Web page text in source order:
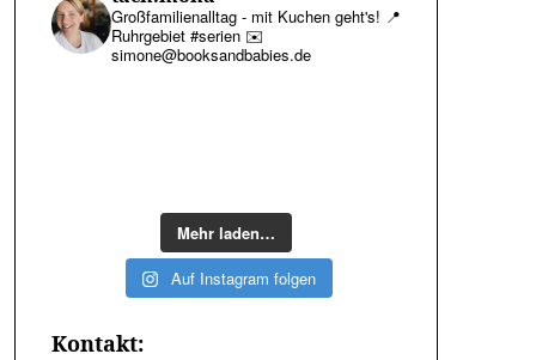
Großfamilienalltag - mit Kuchen geht's! 📍
Ruhrgebiet #serien ✉️
simone@booksandbabies.de
Mehr laden…
Auf Instagram folgen
Kontakt: